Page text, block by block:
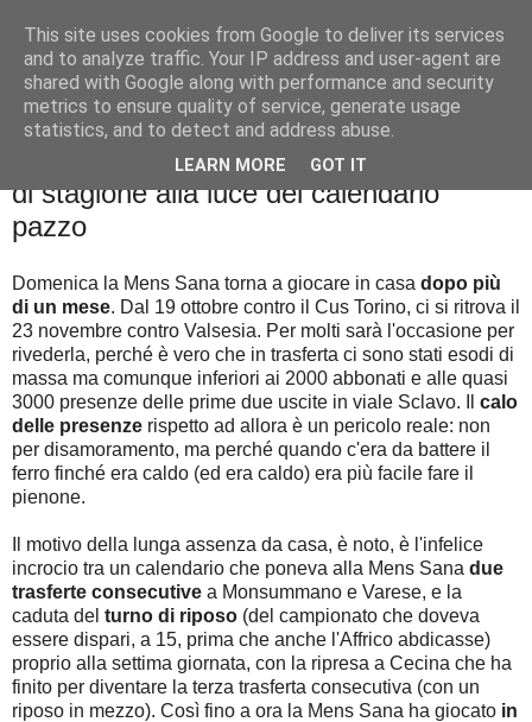
Palla al cerchio
venerdì 21 novembre 2014
Tornare a casa dopo un mese. E l'inizio
di stagione alla luce del calendario
pazzo
Domenica la Mens Sana torna a giocare in casa dopo più
di un mese. Dal 19 ottobre contro il Cus Torino, ci si ritrova il
23 novembre contro Valsesia. Per molti sarà l'occasione per
rivederla, perché è vero che in trasferta ci sono stati esodi di
massa ma comunque inferiori ai 2000 abbonati e alle quasi
3000 presenze delle prime due uscite in viale Sclavo. Il
calo
delle presenze rispetto ad allora è un pericolo reale: non
per disamoramento, ma perché quando c'era da battere il
ferro finché era caldo (ed era caldo) era più facile fare il
pienone.
Il motivo della lunga assenza da casa, è noto, è l'infelice
incrocio tra un calendario che poneva alla Mens Sana due
trasferte consecutive a Monsummano e Varese, e la
caduta del turno di riposo (del campionato che doveva
essere dispari, a 15, prima che anche l'Affrico abdicasse)
proprio alla settima giornata, con la ripresa a Cecina che ha
finito per diventare la terza trasferta consecutiva (con un
riposo in mezzo). Così fino a ora la Mens Sana ha giocato in
This site uses cookies from Google to deliver its services
and to analyze traffic. Your IP address and user-agent are
shared with Google along with performance and security
metrics to ensure quality of service, generate usage
statistics, and to detect and address abuse.
LEARN MORE GOT IT